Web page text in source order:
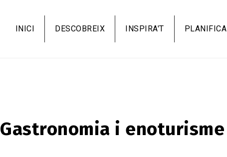
al
contingut
INICI DESCOBREIX INSPIRA'T PLANIFICA
Gastronomia i enoturisme